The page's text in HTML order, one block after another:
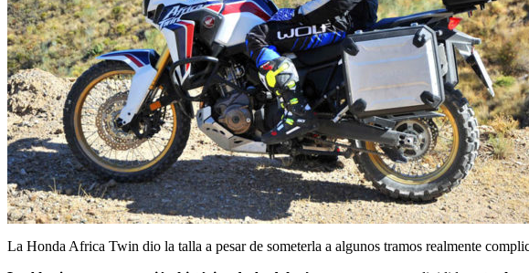
La Honda Africa Twin dio la talla a pesar de someterla a algunos tramos realmente